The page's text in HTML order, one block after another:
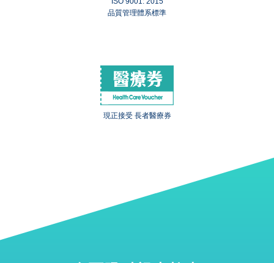
品質管理體系標準
現正接受 長者醫療券